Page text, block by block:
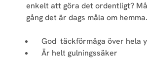
enkelt att göra det ordentligt?
gång det är dags måla om hemma.
God täckförmåga över hela
Är helt gulningssäker